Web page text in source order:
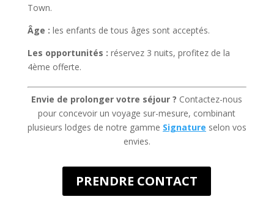
Town.
Âge : les enfants de tous âges sont acceptés.
Les opportunités : réservez 3 nuits, profitez de la
4ème offerte.
Envie de prolonger votre séjour ? Contactez-nous
pour concevoir un voyage sur-mesure, combinant
plusieurs lodges de notre gamme Signature selon vos
envies.
PRENDRE CONTACT